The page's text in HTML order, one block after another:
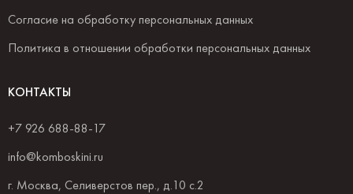
Согласие на обработку персональных данных
Политика в отношении обработки персональных данных
КОНТАКТЫ
+7 926 688-88-17
info@komboskini.ru
г. Москва, Селиверстов пер., д.10 с.2